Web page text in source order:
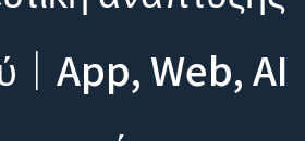
ανάπτυξης
｜App, Web, AI